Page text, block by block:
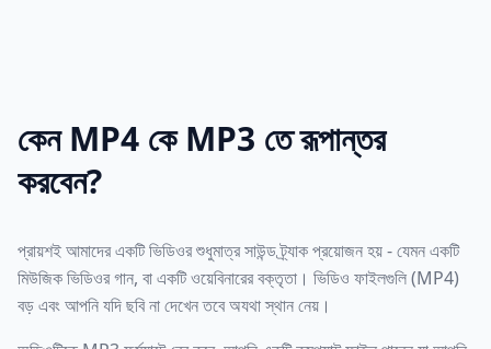
কেন MP4 কে MP3 তে রূপান্তর
করবেন?
প্রায়শই আমাদের একটি ভিডিওর শুধুমাত্র সাউন্ড ট্র্যাক প্রয়োজন হয় - যেমন একটি
মিউজিক ভিডিওর গান, বা একটি ওয়েবিনারের বক্তৃতা। ভিডিও ফাইলগুলি (MP4)
বড় এবং আপনি যদি ছবি না দেখেন তবে অযথা স্থান নেয়।